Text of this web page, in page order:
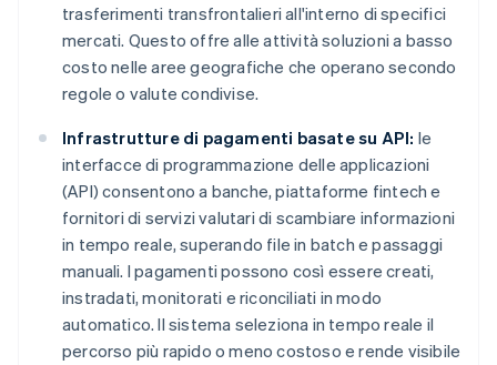
trasferimenti transfrontalieri all'interno di specifici
mercati. Questo offre alle attività soluzioni a basso
costo nelle aree geografiche che operano secondo
regole o valute condivise.
Infrastrutture di pagamenti basate su API: le
interfacce di programmazione delle applicazioni
(API) consentono a banche, piattaforme fintech e
fornitori di servizi valutari di scambiare informazioni
in tempo reale, superando file in batch e passaggi
manuali. I pagamenti possono così essere creati,
instradati, monitorati e riconciliati in modo
automatico. Il sistema seleziona in tempo reale il
percorso più rapido o meno costoso e rende visibile